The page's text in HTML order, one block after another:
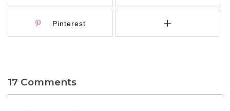
Pinterest
17 Comments